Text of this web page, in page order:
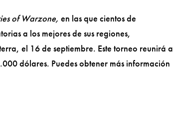
of Warzone, en las que cientos de
a los mejores de sus regiones,
el 16 de septiembre. Este torneo reunirá a
dólares. Puedes obtener más información